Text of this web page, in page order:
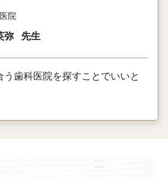
院
弥 先生
う歯科医院を探すことでいいと